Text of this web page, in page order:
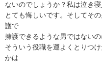
ないのでしょうか？私は泣き
とても悔しいです。そしてそ
護で
擁護できるような男ではない
そういう役職を運よくとりつ
かは